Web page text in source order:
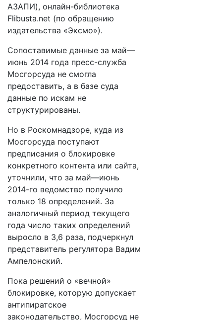
АЗАПИ), онлайн-библиотека
Flibusta.net (по обращению
издательства «Эксмо»).
Сопоставимые данные за май—
июнь 2014 года пресс-служба
Мосгорсуда не смогла
предоставить, а в базе суда
данные по искам не
структурированы.
Но в Роскомнадзоре, куда из
Мосгорсуда поступают
предписания о блокировке
конкретного контента или сайта,
уточнили, что за май—июнь
2014-го ведомство получило
только 18 определений. За
аналогичный период текущего
года число таких определений
выросло в 3,6 раза, подчеркнул
представитель регулятора Вадим
Ампелонский.
Пока решений о «вечной»
блокировке, которую допускает
антипиратское
законодательство, Мосгорсуд не